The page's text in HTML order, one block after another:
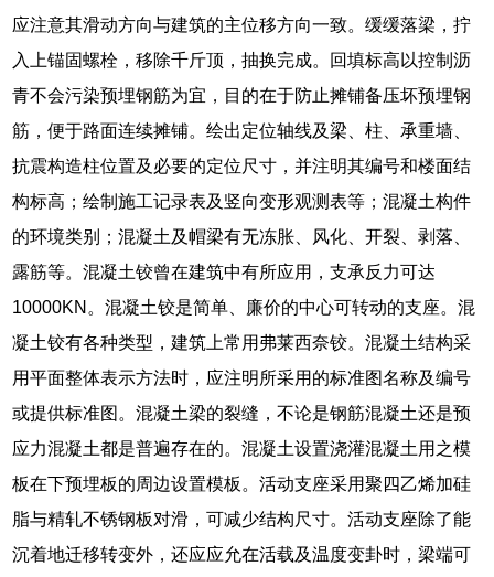
应注意其滑动方向与建筑的主位移方向一致。缓缓落梁，拧
入上锚固螺栓，移除千斤顶，抽换完成。回填标高以控制沥
青不会污染预埋钢筋为宜，目的在于防止摊铺备压坏预埋钢
筋，便于路面连续摊铺。绘出定位轴线及梁、柱、承重墙、
抗震构造柱位置及必要的定位尺寸，并注明其编号和楼面结
构标高；绘制施工记录表及竖向变形观测表等；混凝土构件
的环境类别；混凝土及帽梁有无冻胀、风化、开裂、剥落、
露筋等。混凝土铰曾在建筑中有所应用，支承反力可达
10000KN。混凝土铰是简单、廉价的中心可转动的支座。混
凝土铰有各种类型，建筑上常用弗莱西奈铰。混凝土结构采
用平面整体表示方法时，应注明所采用的标准图名称及编号
或提供标准图。混凝土梁的裂缝，不论是钢筋混凝土还是预
应力混凝土都是普遍存在的。混凝土设置浇灌混凝土用之模
板在下预埋板的周边设置模板。活动支座采用聚四乙烯加硅
脂与精轧不锈钢板对滑，可减少结构尺寸。活动支座除了能
沉着地迁移转变外，还应应允在活载及温度变卦时，梁端可